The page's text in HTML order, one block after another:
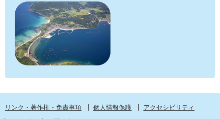
リンク・著作権・免責事項 個人情報保護
アクセシビリティ